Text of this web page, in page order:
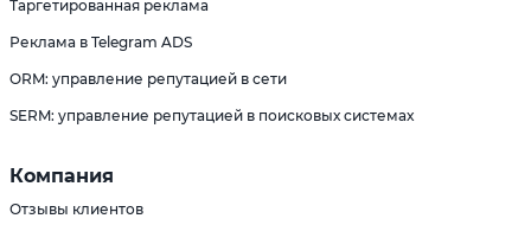
Таргетированная реклама
Реклама в Telegram ADS
ORM: управление репутацией в сети
SERM: управление репутацией в поисковых системах
Компания
Отзывы клиентов